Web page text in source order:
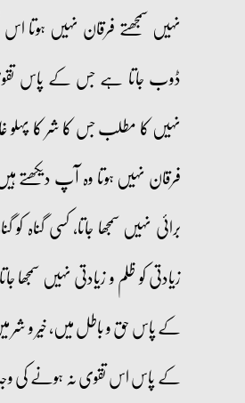
نہیں سمجھتے فرقان نہیں
ڈوب جاتا ہے جس کے پاس
نہیں کا مطلب جس کا شر کا
فرقان نہیں ہوتا وہ آپ دیکھتے
برائی نہیں سمجھا جاتا، کسی گناہ
زیادتی کو ظلم و زیادتی نہیں
کے پاس حق و باطل میں، خیر و شر
کے پاس اس تقوی نہ ہونے کی